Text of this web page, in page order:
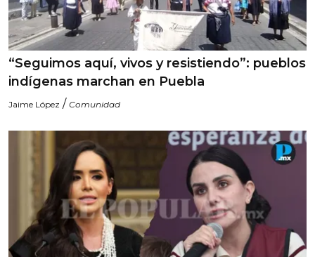
“Seguimos aquí, vivos y resistiendo”: pueblos
indígenas marchan en Puebla
Jaime López / Comunidad